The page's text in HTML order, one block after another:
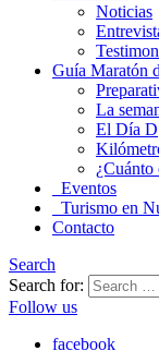
Noticias
Guía Maratón
La
El Día D
¿Cuánto
Eventos
Turismo en
Contacto
Search
Search for:
Follow us
facebook